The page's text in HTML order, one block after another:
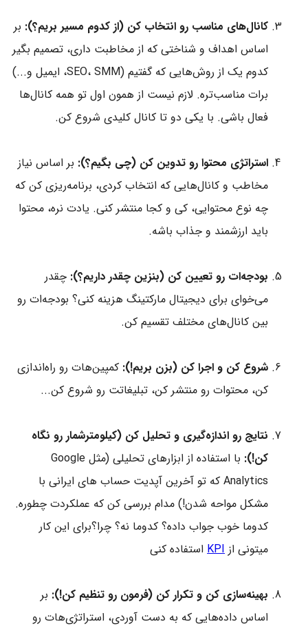
کانال‌های مناسب رو انتخاب کن (از کدوم مسیر بریم؟): بر
اساس اهداف و شناختی که از مخاطبت داری، تصمیم بگیر
کدوم یک از روش‌هایی که گفتیم (SEO، SMM، ایمیل و...)
برات مناسب‌تره. لازم نیست از همون اول تو همه کانال‌ها
فعال باشی. با یکی دو تا کانال کلیدی شروع کن.
استراتژی محتوا رو تدوین کن (چی بگیم؟): بر اساس نیاز
مخاطب و کانال‌هایی که انتخاب کردی، برنامه‌ریزی کن که
چه نوع محتوایی، کی و کجا منتشر کنی. یادت نره، محتوا
باید ارزشمند و جذاب باشه.
بودجه‌ات رو تعیین کن (بنزین چقدر داریم؟): چقدر
می‌خوای برای دیجیتال مارکتینگ هزینه کنی؟ بودجه‌ات رو
بین کانال‌های مختلف تقسیم کن.
شروع کن و اجرا کن (بزن بریم!): کمپین‌هات رو راه‌اندازی
کن، محتوات رو منتشر کن، تبلیغاتت رو شروع کن...
نتایج رو اندازه‌گیری و تحلیل کن (کیلومترشمار رو نگاه
کن!):
با استفاده از ابزارهای تحلیلی (مثل Google
Analytics که تو آخرین آپدیت حساب های ایرانی با
مشکل مواحه شدن!) مدام بررسی کن که عملکردت چطوره.
کدوما خوب جواب داده؟ کدوما نه؟ چرا؟برای این کار
میتونی از KPIاستفاده کنی
بهینه‌سازی کن و تکرار کن (فرمون رو تنظیم کن!): بر
اساس داده‌هایی که به دست آوردی، استراتژی‌هات رو